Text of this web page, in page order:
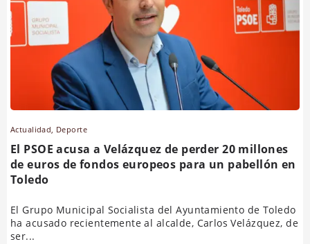
Actualidad, Deporte
El PSOE acusa a Velázquez de perder 20 millones
de euros de fondos europeos para un pabellón en
Toledo
El Grupo Municipal Socialista del Ayuntamiento de Toledo
ha acusado recientemente al alcalde, Carlos Velázquez, de
ser...